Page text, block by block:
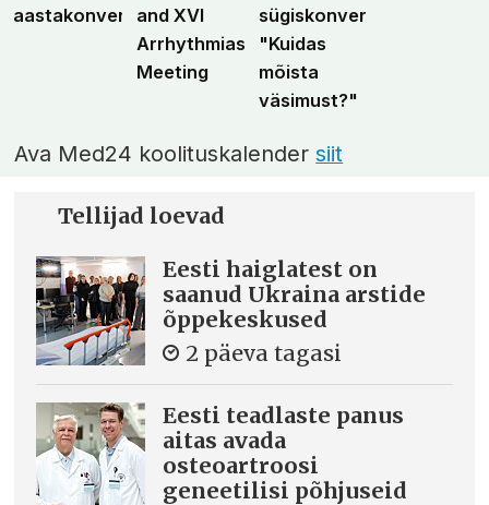
aastakonverentsand XVI
Arrhythmias
Meeting
sügiskonverents
"Kuidas
mõista
väsimust?"
Ava Med24 koolituskalendersiit
Tellijad loevad
Eesti haiglatest on
saanud Ukraina arstide
õppekeskused
2 päeva tagasi
Eesti teadlaste panus
aitas avada
osteoartroosi
geneetilisi põhjuseid